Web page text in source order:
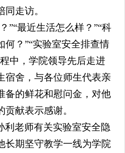
走访。
”“最近生活怎么样？”“科
何？”“实验室安全排查情
中，学院领导先后走进
宿舍，与各位师生代表亲
备的鲜花和慰问金，对他
献表示感谢。
利老师有关实验室安全隐
长期坚守教学一线为学院